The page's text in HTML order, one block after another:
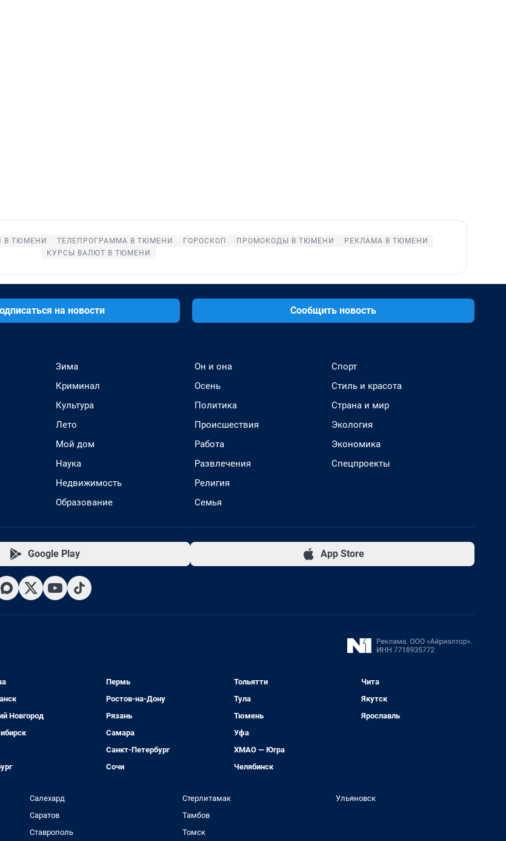
В ТЮМЕНИ ТЕЛЕПРОГРАММА В ТЮМЕНИ ГОРОСКОП ПРОМОКОДЫ В ТЮМЕНИ
РЕКЛАМА В ТЮМЕНИ
КУРСЫ ВАЛЮТ В ТЮМЕНИ
на новости Сообщить новость
Зима
Криминал
Культура
Лето
Мой дом
Наука
Недвижимость
Образование
Он и она
Осень
Политика
Происшествия
Работа
Развлечения
Религия
Семья
Спорт
Стиль и красота
Страна и мир
Экология
Экономика
Спецпроекты
Google Play App Store
Новгород
Пермь
Ростов-на-Дону
Рязань
Самара
Санкт-Петербург
Сочи
Тольятти
Тула
Тюмень
Уфа
ХМАО — Югра
Челябинск
Чита
Якутск
Ярославль
Салехард
Саратов
Ставрополь
Стерлитамак
Тамбов
Томск
Ульяновск